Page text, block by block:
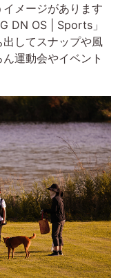
メージがあります
DN OS | Sports」
してスナップや風
運動会やイベント